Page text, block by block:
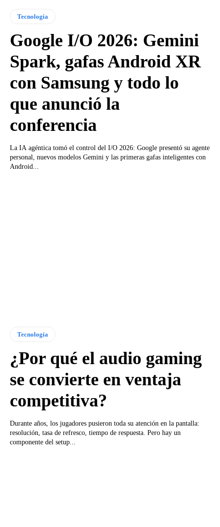
Tecnología
Google I/O 2026: Gemini
Spark, gafas Android XR
con Samsung y todo lo
que anunció la
conferencia
La IA agéntica tomó el control del I/O 2026: Google presentó su agente
personal, nuevos modelos Gemini y las primeras gafas inteligentes con
Android...
Tecnología
¿Por qué el audio gaming
se convierte en ventaja
competitiva?
Durante años, los jugadores pusieron toda su atención en la pantalla:
resolución, tasa de refresco, tiempo de respuesta. Pero hay un
componente del setup...